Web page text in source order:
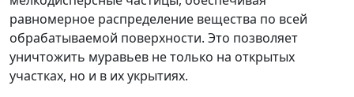
равномерное распределение вещества по всей
обрабатываемой поверхности. Это позволяет
уничтожить муравьев не только на открытых
участках, но и в их укрытиях.